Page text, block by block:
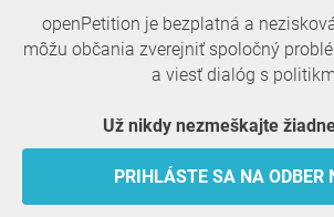
openPetition je bezplatná a
môžu občania zverejniť spoločný
a viesť dialóg s
Už nikdy nezmeškajte
PRIHLÁSTE SA NA ODBER